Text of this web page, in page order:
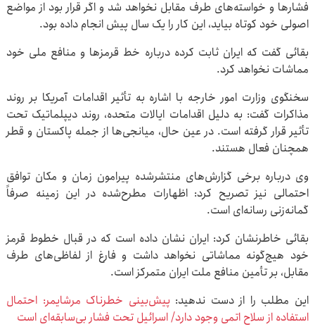
فشارها و خواسته‌های طرف مقابل نخواهد شد و اگر قرار بود از مواضع
اصولی خود کوتاه بیاید، این کار را یک سال پیش انجام داده بود.
بقائی گفت که ایران ثابت کرده درباره خط قرمزها و منافع ملی خود
مماشات نخواهد کرد.
سخنگوی وزارت امور خارجه با اشاره به تأثیر اقدامات آمریکا بر روند
مذاکرات گفت: به دلیل اقدامات ایالات متحده، روند دیپلماتیک تحت
تأثیر قرار گرفته است. در عین حال، میانجی‌ها از جمله پاکستان و قطر
همچنان فعال هستند.
وی درباره برخی گزارش‌های منتشرشده پیرامون زمان و مکان توافق
احتمالی نیز تصریح کرد: اظهارات مطرح‌شده در این زمینه صرفاً
گمانه‌زنی رسانه‌ای است.
بقائی خاطرنشان کرد: ایران نشان داده است که در قبال خطوط قرمز
خود هیچ‌گونه مماشاتی نخواهد داشت و فارغ از لفاظی‌های طرف
مقابل، بر تأمین منافع ملت ایران متمرکز است.
این مطلب را از دست ندهید: پیش‌بینی خطرناک مرشایمر: احتمال
استفاده از سلاح اتمی وجود دارد/ اسرائیل تحت فشار بی‌سابقه‌ای است